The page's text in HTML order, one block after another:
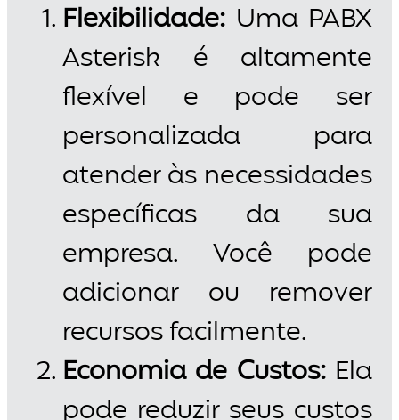
Flexibilidade: Uma PABX
Asterisk é altamente
flexível e pode ser
personalizada para
atender às necessidades
específicas da sua
empresa. Você pode
adicionar ou remover
recursos facilmente.
Economia de Custos:Ela